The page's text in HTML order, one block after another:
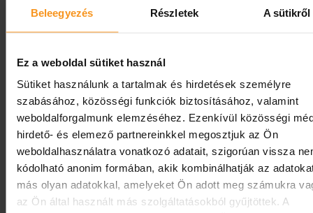
Beleegyezés Részletek A sütikről
Ez a weboldal sütiket használ
Sütiket használunk a tartalmak és hirdetések személyre
szabásához, közösségi funkciók biztosításához, valamint
weboldalforgalmunk elemzéséhez. Ezenkívül közösségi
hirdető- és elemező partnereinkkel megosztjuk az Ön
weboldalhasználatra vonatkozó adatait, szigorúan vissza
kódolható anonim formában, akik kombinálhatják az
más olyan adatokkal, amelyeket Ön adott meg számukra
az Ön által használt más szolgáltatásokból gyűjtöttek. A